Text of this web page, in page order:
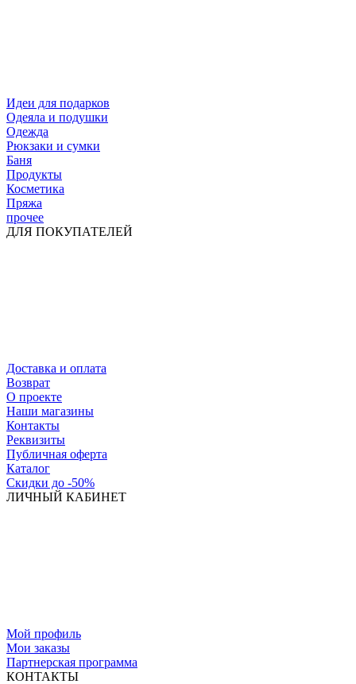
Идеи для подарков
Одеяла и подушки
Одежда
Рюкзаки и сумки
Баня
Продукты
Косметика
Пряжа
прочее
ДЛЯ ПОКУПАТЕЛЕЙ
Доставка и оплата
Возврат
О проекте
Наши магазины
Контакты
Реквизиты
Публичная оферта
Каталог
Скидки до -50%
ЛИЧНЫЙ КАБИНЕТ
Мой профиль
Мои заказы
Партнерская программа
КОНТАКТЫ